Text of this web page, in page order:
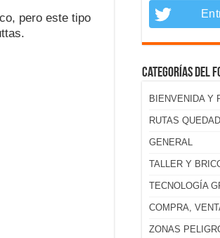
pero este tipo
Categorías del
BIENVENIDA Y
RUTAS
GENERAL
TALLER Y
TECNOLOGÍA
COMPRA,
ZONAS